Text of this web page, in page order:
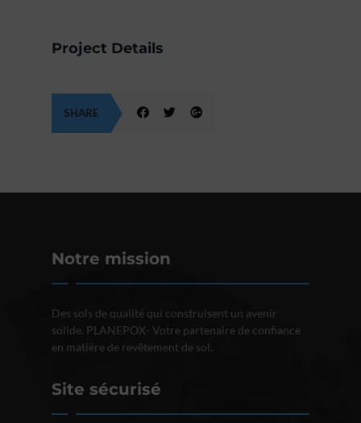
Project Details
SHARE
Notre mission
Des sols de qualité qui construisent un avenir
solide. PLANEPOX- Votre partenaire de confiance
en matière de revêtement de sol.
Site sécurisé